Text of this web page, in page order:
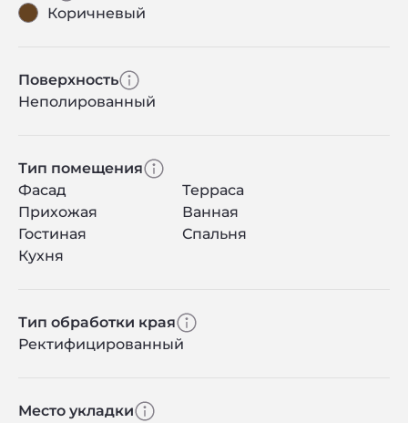
Коричневый
Поверхность
Неполированный
Тип помещения
Фасад
Терраса
Прихожая
Ванная
Гостиная
Спальня
Кухня
Тип обработки края
Ректифицированный
Место укладки